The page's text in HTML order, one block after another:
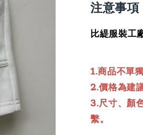
注意事項
比緹服裝工
1.商品不單
2.價格為建
3.尺寸、顏
繫。